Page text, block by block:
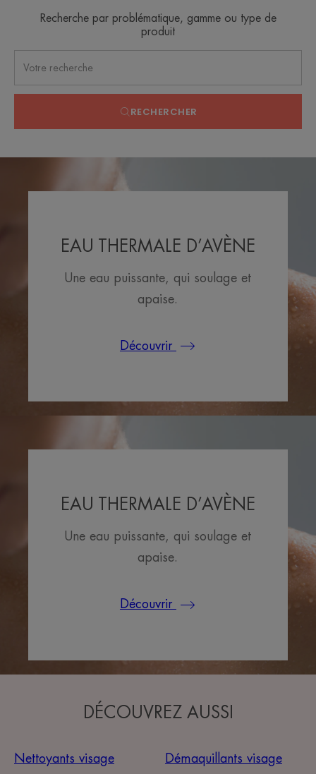
Recherche par problématique, gamme ou type de
produit
RECHERCHER
EAU THERMALE D’AVÈNE
Une eau puissante, qui soulage et
apaise.
Découvrir
EAU THERMALE D’AVÈNE
Une eau puissante, qui soulage et
apaise.
Découvrir
DÉCOUVREZ AUSSI
Nettoyants visage Démaquillants visage